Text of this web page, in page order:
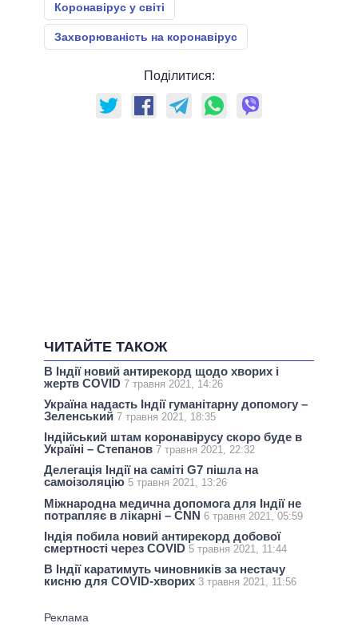
Коронавірус у світі
Захворюваність на коронавірус
Поділитися:
ЧИТАЙТЕ ТАКОЖ
В Індії новий антирекорд щодо хворих і
жертв COVID 7 травня 2021, 14:26
Україна надасть Індії гуманітарну допомогу –
Зеленський 7 травня 2021, 18:35
Індійський штам коронавірусу скоро буде в
Україні – Степанов 7 травня 2021, 22:32
Делегація Індії на саміті G7 пішла на
самоізоляцію 5 травня 2021, 13:26
Міжнародна медична допомога для Індії не
потрапляє в лікарні – CNN 6 травня 2021, 05:59
Індія побила новий антирекорд добової
смертності через COVID 5 травня 2021, 11:44
В Індії каратимуть чиновників за нестачу
кисню для COVID-хворих 3 травня 2021, 11:56